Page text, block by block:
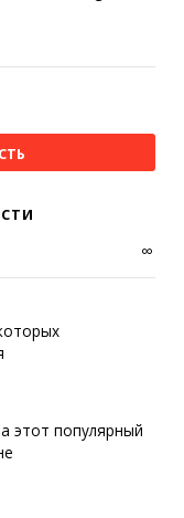
∞
этот популярный